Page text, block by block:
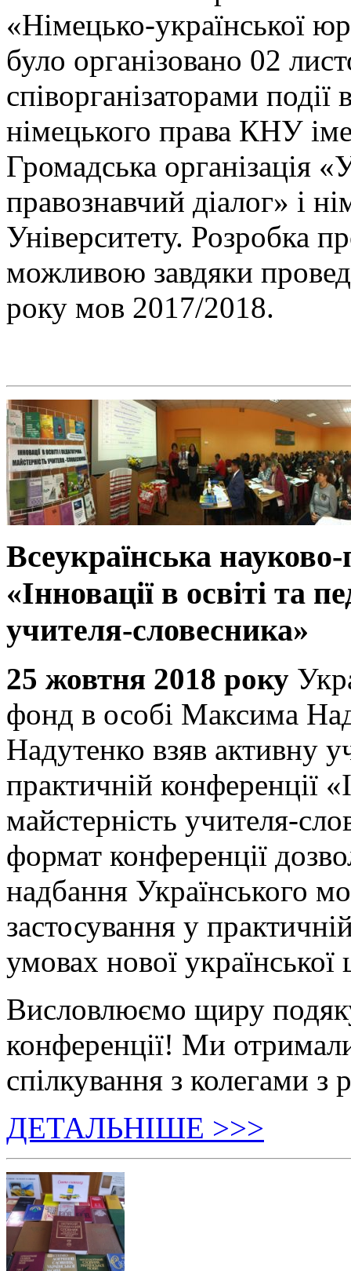
«Німецько-української
було організовано 02
співорганізаторами
німецького права КНУ
Громадська організація
правознавчий діалог» і
Університету. Розробка
можливою завдяки
року мов 2017/2018.
Всеукраїнська
«Інновації в освіті та
учителя-словесника»
25 жовтня 2018 року
фонд в особі Максима
Надутенко взяв активну
практичній конференції
майстерність учителя-
формат конференції
надбання Українського
застосування у
умовах нової
Висловлюємо щиру
конференції! Ми
спілкування з колегами з
ДЕТАЛЬНІШЕ >>>